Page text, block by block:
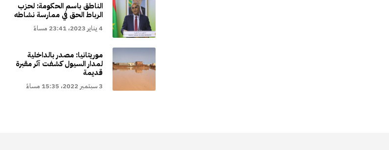
الناطق باسم الحكومة: لحزب
الرباط الحق في ممارسة نشاطه
4 يناير 2023، 23:41 مساءً
موريتانيا: مصدر بالداخلية
لمدار السيول كشفت آثر مقبرة
قديمة
3 سبتمبر 2022، 15:35 مساءً